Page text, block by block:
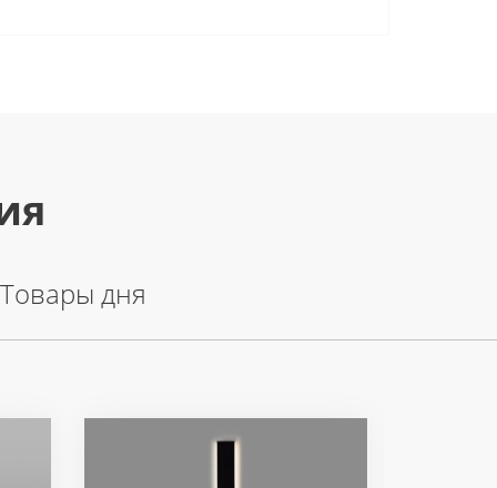
Товары дня